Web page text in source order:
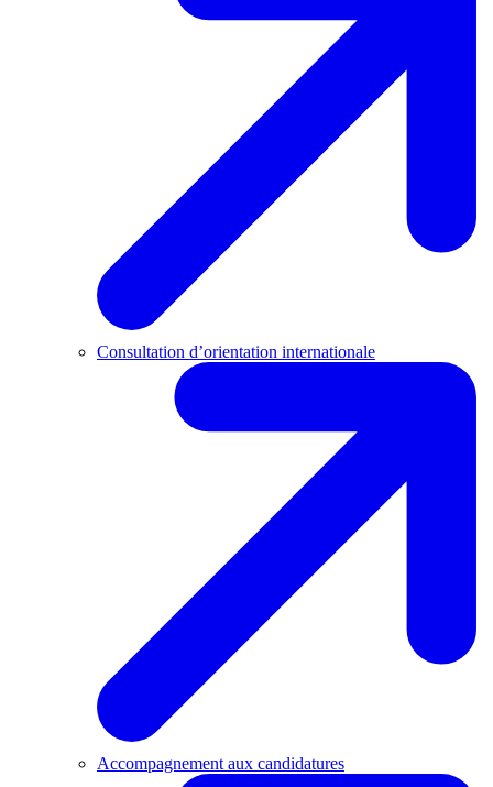
Consultation d’orientation internationale
Accompagnement aux candidatures